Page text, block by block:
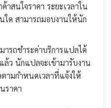
าสนใจราคา ระยะเวลาใน
ด สามารถมอบงานให้นัก
ารถชำระค่าบริการแปลได้
ล้ว นักแปลจะเข้ามารับงาน
ามกำหนดเวลาที่แจ้งให้
ราคา